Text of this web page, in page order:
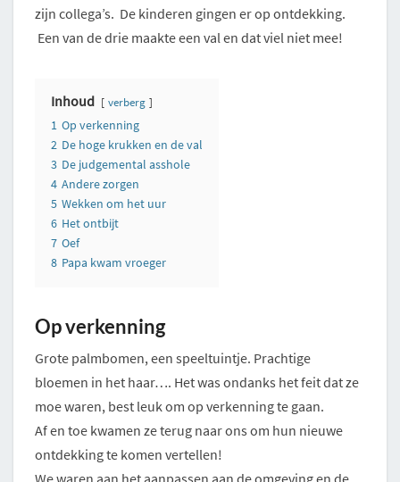
zijn collega’s. De kinderen gingen er op ontdekking.
Een van de drie maakte een val en dat viel niet mee!
Inhoud verberg
1 Op verkenning
2 De hoge krukken en de val
3 De judgemental asshole
4 Andere zorgen
5 Wekken om het uur
6 Het ontbijt
7 Oef
8 Papa kwam vroeger
Op verkenning
Grote palmbomen, een speeltuintje. Prachtige
bloemen in het haar…. Het was ondanks het feit dat ze
moe waren, best leuk om op verkenning te gaan.
Af en toe kwamen ze terug naar ons om hun nieuwe
ontdekking te komen vertellen!